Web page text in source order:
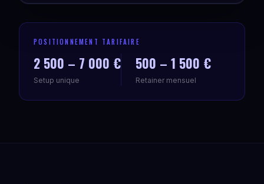
POSITIONNEMENT TARIFAIRE
2 500 – 7 000 €
Setup unique
500 – 1 500 €
Retainer mensuel